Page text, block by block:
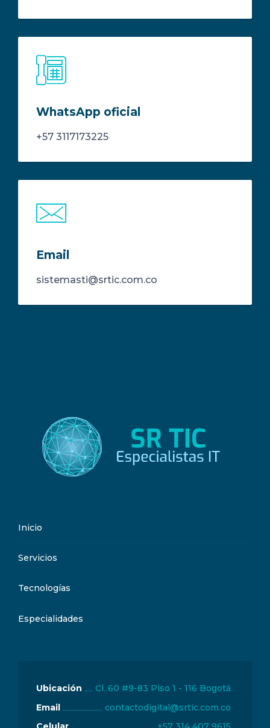
WhatsApp oficial
+57 3117173225
Email
sistemasti@srtic.com.co
Inicio
Servicios
Tecnologías
Especialidades
Ubicación
Cl. 60 #9-83 Piso 1 - 116 Bogotá
Email